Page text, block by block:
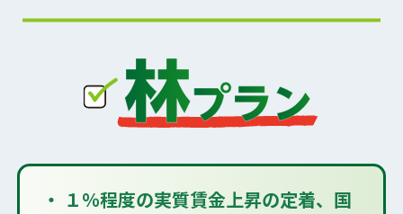
１％程度の実質賃金上昇の定着、国